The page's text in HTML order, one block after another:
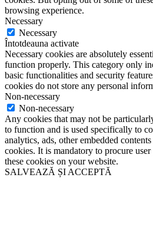
browsing experience.
Necessary
Necessary
Întotdeauna activate
Necessary cookies are absolutely
function properly. This category only
basic functionalities and security
cookies do not store any personal
Non-necessary
Non-necessary
Any cookies that may not be
to function and is used specifically to
analytics, ads, other embedded
cookies. It is mandatory to procure
these cookies on your website.
SALVEAZĂ ȘI ACCEPTĂ